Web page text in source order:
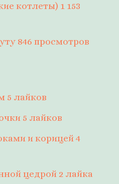
котлеты) 1 153
846 просмотров
5 лайков
5 лайков
и корицей4
цедрой 2 лайка